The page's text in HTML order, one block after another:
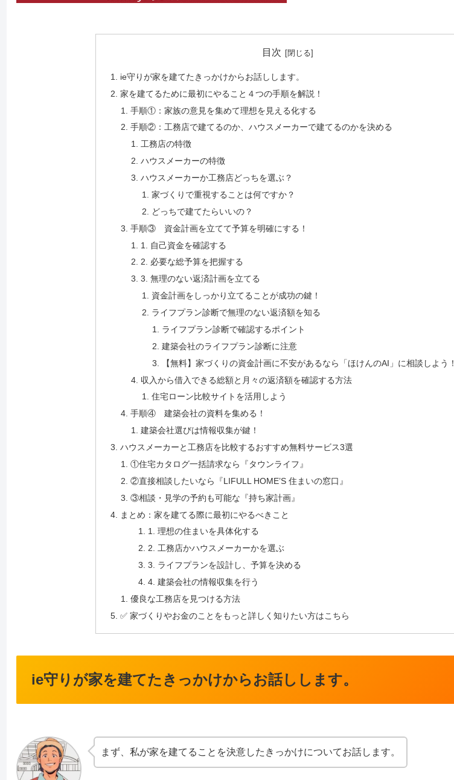
目次
ie守りが家を建てたきっかけからお話しします。
家を建てるために最初にやること４つの手順を解説！
手順①：家族の意見を集めて理想を見える化する
手順②：工務店で建てるのか、ハウスメーカーで建てるのかを決める
工務店の特徴
ハウスメーカーの特徴
ハウスメーカーか工務店どっちを選ぶ？
家づくりで重視することは何ですか？
どっちで建てたらいいの？
手順③ 資金計画を立てて予算を明確にする！
1. 自己資金を確認する
2. 必要な総予算を把握する
3. 無理のない返済計画を立てる
資金計画をしっかり立てることが成功の鍵！
ライフプラン診断で無理のない返済額を知る
ライフプラン診断で確認するポイント
建築会社のライフプラン診断に注意
【無料】家づくりの資金計画に不安があるなら「ほけんのAI」に相談しよう！
収入から借入できる総額と月々の返済額を確認する方法
住宅ローン比較サイトを活用しよう
手順④ 建築会社の資料を集める！
建築会社選びは情報収集が鍵！
ハウスメーカーと工務店を比較するおすすめ無料サービス3選
①住宅カタログ一括請求なら『タウンライフ』
②直接相談したいなら『LIFULL HOME’S 住まいの窓口』
③相談・見学の予約も可能な『持ち家計画』
まとめ：家を建てる際に最初にやるべきこと
1. 理想の住まいを具体化する
2. 工務店かハウスメーカーかを選ぶ
3. ライフプランを設計し、予算を決める
4. 建築会社の情報収集を行う
優良な工務店を見つける方法
✅ 家づくりやお金のことをもっと詳しく知りたい方はこちら
ie守りが家を建てたきっかけからお話しします。
まず、私が家を建てることを決意したきっかけについてお話します。